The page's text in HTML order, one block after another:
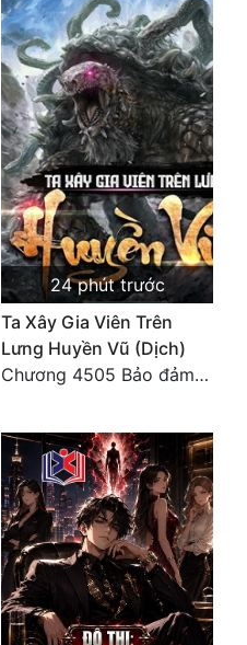
24 phút trước
Ta Xây Gia Viên Trên
Lưng Huyền Vũ (Dịch)
Chương 4505 Bảo đảm nhất.